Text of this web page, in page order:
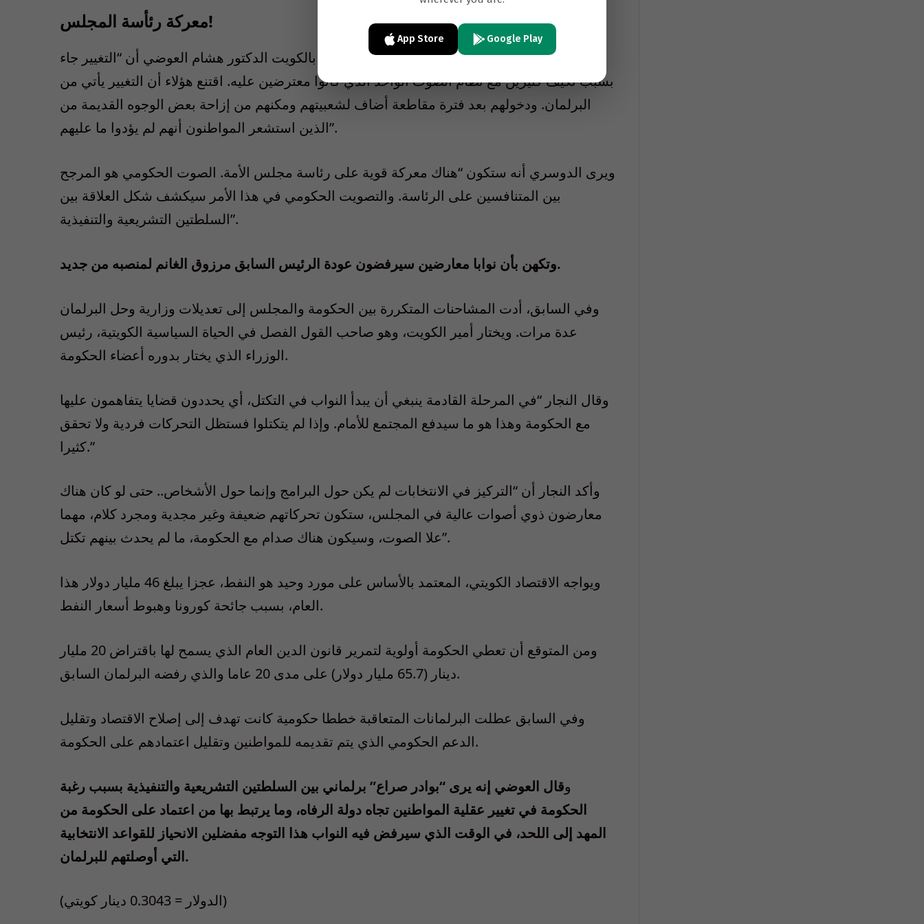
معركة رئأسة المجلس!
وقال أستاذ العلوم السياسية في الجامعة الأمريكية بالكويت الدكتور هشام العوضي أن “التغيير جاء
بسبب تكيف كثيرين مع نظام الصوت الواحد الذي كانوا معترضين عليه. اقتنع هؤلاء أن التغيير يأتي من
البرلمان. ودخولهم بعد فترة مقاطعة أضاف لشعبيتهم ومكنهم من إزاحة بعض الوجوه القديمة من
الذين استشعر المواطنون أنهم لم يؤدوا ما عليهم”.
ويرى الدوسري أنه ستكون “هناك معركة قوية على رئاسة مجلس الأمة. الصوت الحكومي هو المرجح
بين المتنافسين على الرئاسة. والتصويت الحكومي في هذا الأمر سيكشف شكل العلاقة بين
السلطتين التشريعية والتنفيذية”.
وتكهن بأن نوابا معارضين سيرفضون عودة الرئيس السابق مرزوق الغانم لمنصبه من جديد.
وفي السابق، أدت المشاحنات المتكررة بين الحكومة والمجلس إلى تعديلات وزارية وحل البرلمان
عدة مرات. ويختار أمير الكويت، وهو صاحب القول الفصل في الحياة السياسية الكويتية، رئيس
الوزراء الذي يختار بدوره أعضاء الحكومة.
وقال النجار “في المرحلة القادمة ينبغي أن يبدأ النواب في التكتل، أي يحددون قضايا يتفاهمون عليها
مع الحكومة وهذا هو ما سيدفع المجتمع للأمام. وإذا لم يتكتلوا فستظل التحركات فردية ولا تحقق
كثيرا.”
وأكد النجار أن “التركيز في الانتخابات لم يكن حول البرامج وإنما حول الأشخاص.. حتى لو كان هناك
معارضون ذوي أصوات عالية في المجلس، ستكون تحركاتهم ضعيفة وغير مجدية ومجرد كلام، مهما
علا الصوت، وسيكون هناك صدام مع الحكومة، ما لم يحدث بينهم تكتل”.
ويواجه الاقتصاد الكويتي، المعتمد بالأساس على مورد وحيد هو النفط، عجزا يبلغ 46 مليار دولار هذا
العام، بسبب جائحة كورونا وهبوط أسعار النفط.
ومن المتوقع أن تعطي الحكومة أولوية لتمرير قانون الدين العام الذي يسمح لها باقتراض 20 مليار
دينار (65.7 مليار دولار) على مدى 20 عاما والذي رفضه البرلمان السابق.
وفي السابق عطلت البرلمانات المتعاقبة خططا حكومية كانت تهدف إلى إصلاح الاقتصاد وتقليل
الدعم الحكومي الذي يتم تقديمه للمواطنين وتقليل اعتمادهم على الحكومة.
وقال العوضي إنه يرى “بوادر صراع” برلماني بين السلطتين التشريعية والتنفيذية بسبب رغبة
الحكومة في تغيير عقلية المواطنين تجاه دولة الرفاه، وما يرتبط بها من اعتماد على الحكومة من
المهد إلى اللحد، في الوقت الذي سيرفض فيه النواب هذا التوجه مفضلين الانحياز للقواعد الانتخابية
التي أوصلتهم للبرلمان.
(الدولار = 0.3043 دينار كويتي)
App Store Google Play